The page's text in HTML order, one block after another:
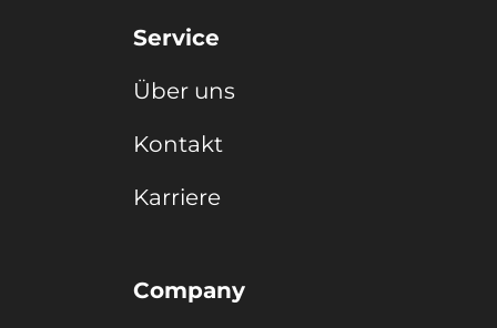
Service
Über uns
Kontakt
Karriere
Company